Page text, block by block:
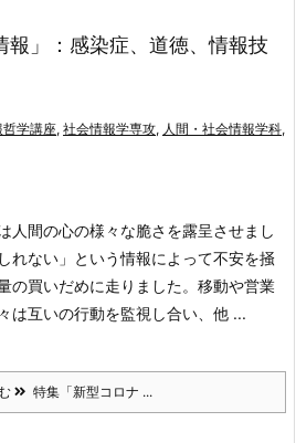
報」：感染症、道徳、情報技
哲学講座, 社会情報学専攻, 人間・社会情報学科,
人間の心の様々な脆さを露呈させまし
れない」という情報によって不安を掻
の買いだめに走りました。移動や営業
は互いの行動を監視し合い、他 ...
特集「新型コロナ ...